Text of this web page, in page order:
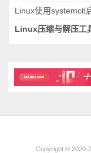
Linux压缩与解压工
Copyright © 2020-